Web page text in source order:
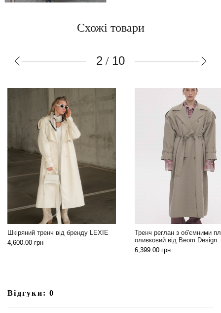
Схожі товари
3 / 10
Тренч реглан з об'ємними плечима
оливковий від Beom Design
бренду LEXIE
2,199.00грн
Відгуки: 0